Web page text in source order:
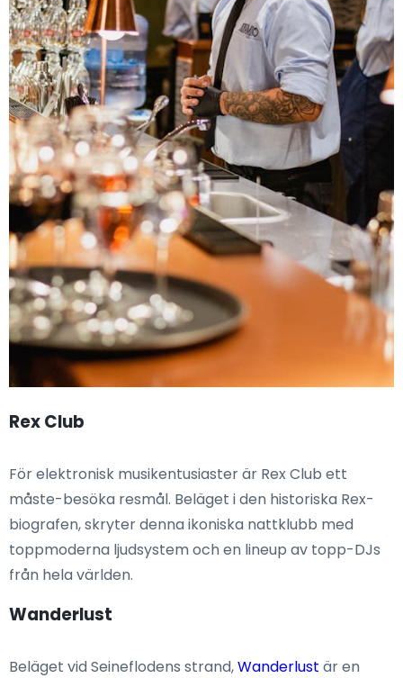
Rex Club
För elektronisk musikentusiaster är Rex Club ett
måste-besöka resmål. Beläget i den historiska Rex-
biografen, skryter denna ikoniska nattklubb med
toppmoderna ljudsystem och en lineup av topp-DJs
från hela världen.
Wanderlust
Beläget vid Seineflodens strand,Wanderlust är en